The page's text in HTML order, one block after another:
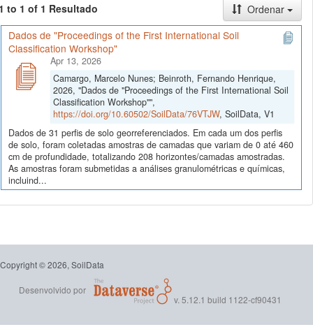
to 1 of 1 Resultado
Ordenar
Dados de "Proceedings of the First International Soil
Classification Workshop"
Apr 13, 2026
Camargo, Marcelo Nunes; Beinroth, Fernando Henrique,
2026, "Dados de "Proceedings of the First International Soil
Classification Workshop"",
https://doi.org/10.60502/SoilData/76VTJW, SoilData, V1
Dados de 31 perfis de solo georreferenciados. Em cada um dos perfis
de solo, foram coletadas amostras de camadas que variam de 0 até 460
cm de profundidade, totalizando 208 horizontes/camadas amostradas.
As amostras foram submetidas a análises granulométricas e químicas,
incluind...
Copyright © 2026, SoilData
Desenvolvido por
v. 5.12.1 build 1122-cf90431